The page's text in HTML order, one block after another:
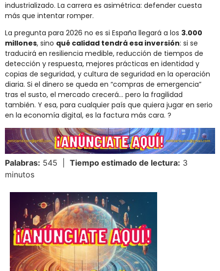
industrializado. La carrera es asimétrica: defender cuesta
más que intentar romper.
La pregunta para 2026 no es si España llegará a los 3.000
millones, sino qué calidad tendrá esa inversión: si se
traducirá en resiliencia medible, reducción de tiempos de
detección y respuesta, mejores prácticas en identidad y
copias de seguridad, y cultura de seguridad en la operación
diaria. Si el dinero se queda en “compras de emergencia”
tras el susto, el mercado crecerá… pero la fragilidad
también. Y esa, para cualquier país que quiera jugar en serio
en la economía digital, es la factura más cara. ?️
Palabras: 545 | Tiempo estimado de lectura: 3
minutos